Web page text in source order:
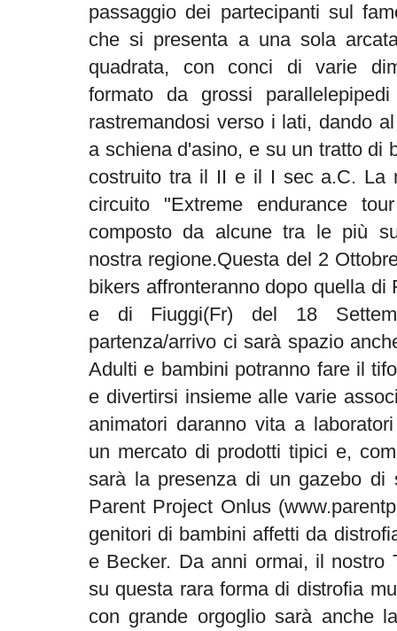
passaggio dei partecipanti sul
che si presenta a una sola
quadrata, con conci di varie
formato da grossi
rastremandosi verso i lati, dando
a schiena d'asino, e su un tratto di
costruito tra il II e il I sec a.C. La
circuito "Extreme endurance
composto da alcune tra le più
nostra regione.Questa del 2
bikers affronteranno dopo quella di
e di Fiuggi(Fr) del 18
partenza/arrivo ci sarà spazio
Adulti e bambini potranno fare il
e divertirsi insieme alle varie
animatori daranno vita a
un mercato di prodotti tipici e,
sarà la presenza di un gazebo di
Parent Project Onlus
genitori di bambini affetti da
e Becker. Da anni ormai, il nostro
su questa rara forma di distrofia
con grande orgoglio sarà anche